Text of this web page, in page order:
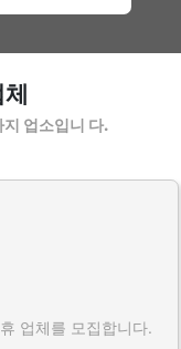
업소입니 다.
업체를 모집합니다.